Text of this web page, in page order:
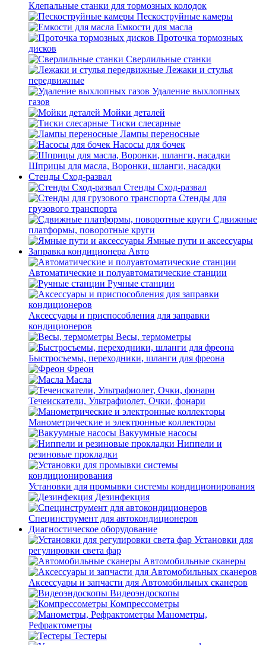
Клепальные станки для тормозных колодок
Пескоструйные камеры
Емкости для масла
Проточка тормозных
дисков
Сверлильные станки
Лежаки и стулья
передвижные
Удаление выхлопных
газов
Мойки деталей
Тиски слесарные
Лампы переносные
Насосы для бочек
Шприцы для масла, Воронки, шланги, насадки
Стенды Сход-развал
Стенды Сход-развал
Стенды для
грузового транспорта
Сдвижные
платформы, поворотные круги
Ямные пути и аксессуары
Заправка кондиционера Авто
Автоматические и полуавтоматические станции
Ручные станции
Аксессуары и приспособления для заправки
кондиционеров
Весы, термометры
Быстросъемы, переходники, шланги для фреона
Фреон
Масла
Течеискатели, Ультрафиолет, Очки, фонари
Манометрические и электронные коллекторы
Вакуумные насосы
Ниппели и
резиновые прокладки
Установки для промывки системы кондиционирования
Дезинфекция
Специнструмент для автокондиционеров
Диагностическое оборудование
Установки для
регулировки света фар
Автомобильные сканеры
Аксессуары и запчасти для Автомобильных сканеров
Видеоэндоскопы
Компрессометры
Манометры,
Рефрактометры
Тестеры